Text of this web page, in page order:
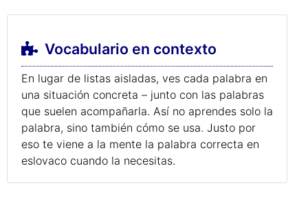
Vocabulario en contexto
En lugar de listas aisladas, ves cada palabra en
una situación concreta – junto con las palabras
que suelen acompañarla. Así no aprendes solo la
palabra, sino también cómo se usa. Justo por
eso te viene a la mente la palabra correcta en
eslovaco cuando la necesitas.